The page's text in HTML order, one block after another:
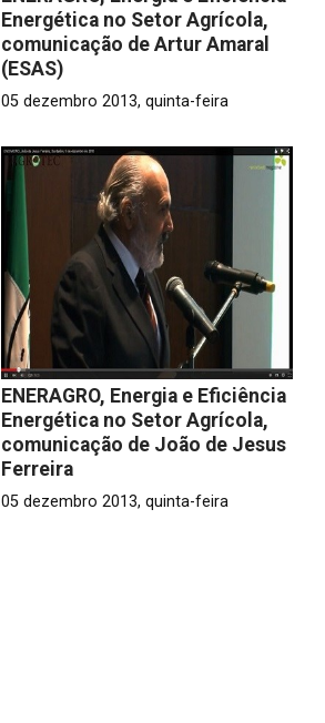
Energética no Setor Agrícola,
comunicação de Artur Amaral
(ESAS)
05 dezembro 2013, quinta-feira
ENERAGRO, Energia e Eficiência
Energética no Setor Agrícola,
comunicação de João de Jesus
Ferreira
05 dezembro 2013, quinta-feira